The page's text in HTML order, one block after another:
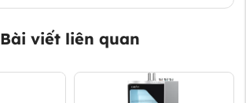
Bài viết liên quan